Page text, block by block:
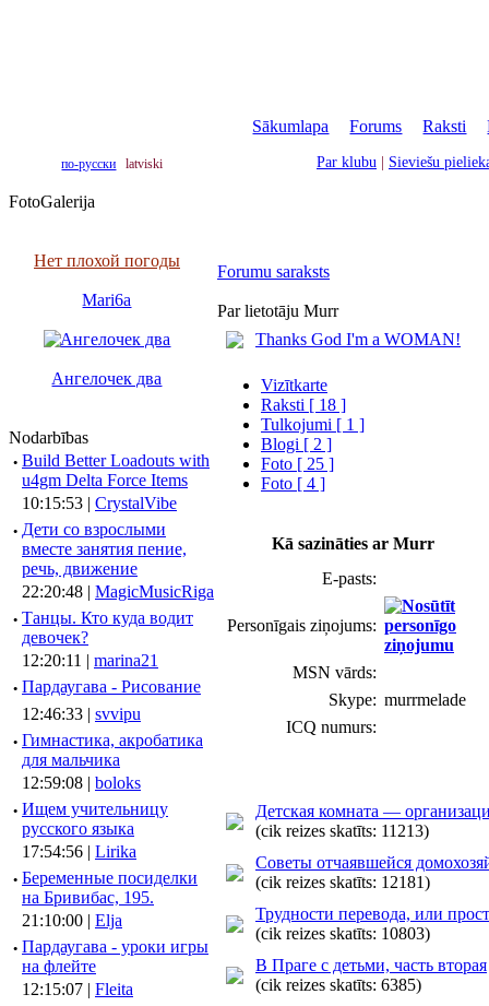
Sākumlapa |Forums |Raksti |
по-русски latviski Par klubu Sieviešu
FotoGalerija
Нет плохой погоды
Mari6a
Ангелочек два
Nodarbības
· Build Better Loadouts with
u4gm Delta Force Items
10:15:53 | CrystalVibe
· Дети со взрослыми
вместе занятия пение,
речь, движение
22:20:48 | MagicMusicRiga
· Танцы. Кто куда водит
девочек?
12:20:11 | marina21
· Пардаугава - Рисование
12:46:33 | svvipu
· Гимнастика, акробатика
для мальчика
12:59:08 | boloks
· Ищем учительницу
русского языка
17:54:56 | Lirika
· Беременные посиделки
на Бривибас, 195.
21:10:00 | Elja
· Пардаугава - уроки игры
на флейте
12:15:07 | Fleita
Forumu saraksts
Par lietotāju Murr
Thanks God I'm a WOMAN!
Vizītkarte
Raksti [ 18 ]
Tulkojumi [ 1 ]
Blogi [ 2 ]
Foto [ 25 ]
Foto [ 4 ]
Kā sazināties ar Murr
E-pasts:
Personīgais ziņojums:
MSN vārds:
Skype: murrmelade
ICQ numurs:
Детская комната —
(cik reizes skatīts: 11213)
Советы отчаявшейся
(cik reizes skatīts: 12181)
Трудности перевода, или
(cik reizes skatīts: 10803)
В Праге с детьми, часть вторая
(cik reizes skatīts: 6385)